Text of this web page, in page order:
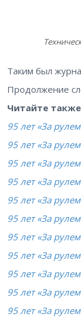
Таким был
Продолжение
Читайте
95 лет «За
95 лет «За
95 лет «За
95 лет «За
95 лет «За
95 лет «За
95 лет «За
95 лет «За
95 лет «За
95 лет «За
95 лет «За